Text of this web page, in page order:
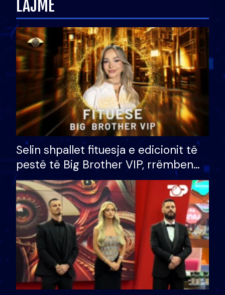
LAJME
Selin shpallet fituesja e edicionit të
pestë të Big Brother VIP, rrëmben
çmimin e madh prej 100 mijë eurosh